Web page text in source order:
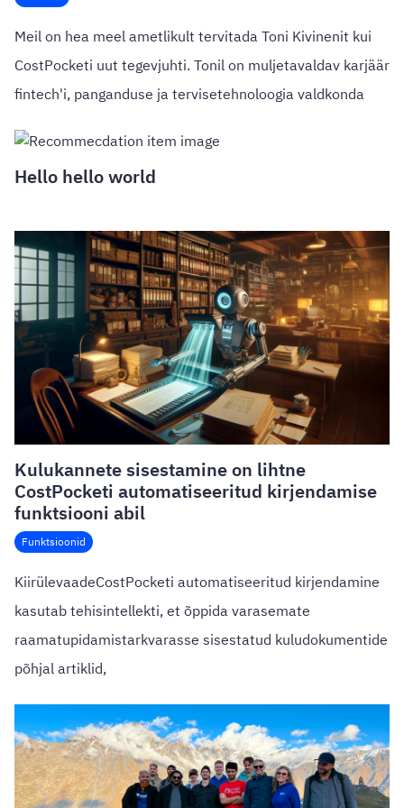
Meil on hea meel ametlikult tervitada Toni Kivinenit kui
CostPocketi uut tegevjuhti. Tonil on muljetavaldav karjäär
fintech'i, panganduse ja tervisetehnoloogia valdkonda
Hello hello world
Funktsioonid
Kulukannete sisestamine on lihtne
CostPocketi automatiseeritud kirjendamise
funktsiooni abil
KiirülevaadeCostPocketi automatiseeritud kirjendamine
kasutab tehisintellekti, et õppida varasemate
raamatupidamistarkvarasse sisestatud kuludokumentide
põhjal artiklid,